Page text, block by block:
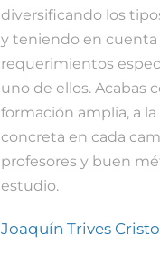
diversificando los
y teniendo en cuenta
requerimientos
uno de ellos. Acabas
formación amplia, a
concreta en cada
profesores y buen
estudio.
Joaquín Trives Cristo